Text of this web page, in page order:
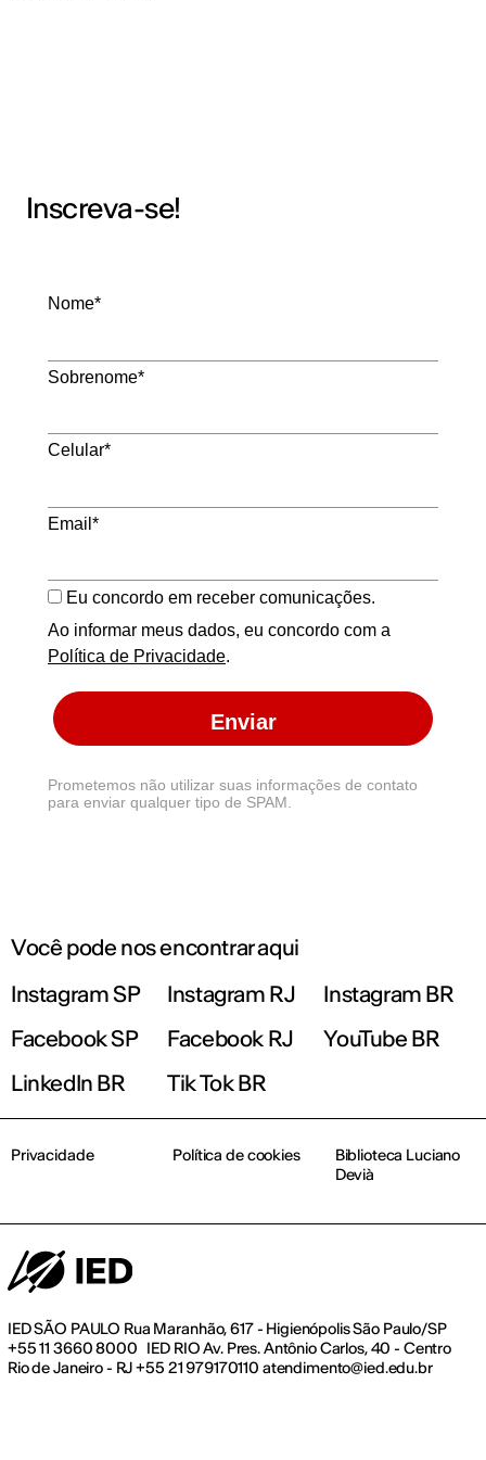
Inscreva-se!
Nome*
Sobrenome*
Celular*
Email*
Eu concordo em receber comunicações.
Ao informar meus dados, eu concordo com a
Política de Privacidade.
Enviar
Prometemos não utilizar suas informações de contato
para enviar qualquer tipo de SPAM.
Você pode nos encontrar aqui
Instagram SP
Instagram RJ
Instagram BR
Facebook SP
Facebook RJ
YouTube BR
LinkedIn BR
Tik Tok BR
IED SÃO PAULO Rua Maranhão, 617 - Higienópolis São Paulo/SP
+55 11 3660 8000 IED RIO Av. Pres. Antônio Carlos, 40 - Centro
Rio de Janeiro - RJ +55 21 979170110 atendimento@ied.edu.br
Privacidade Política de cookies
Biblioteca Luciano
Devià